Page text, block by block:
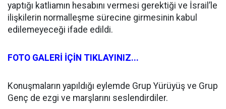
yaptığı katliamın hesabını vermesi gerektiği ve İsrail’le
ilişkilerin normalleşme sürecine girmesinin kabul
edilemeyeceği ifade edildi.
FOTO GALERİ İÇİN TIKLAYINIZ...
Konuşmaların yapıldığı eylemde Grup Yürüyüş ve Grup
Genç de ezgi ve marşlarını seslendirdiler.